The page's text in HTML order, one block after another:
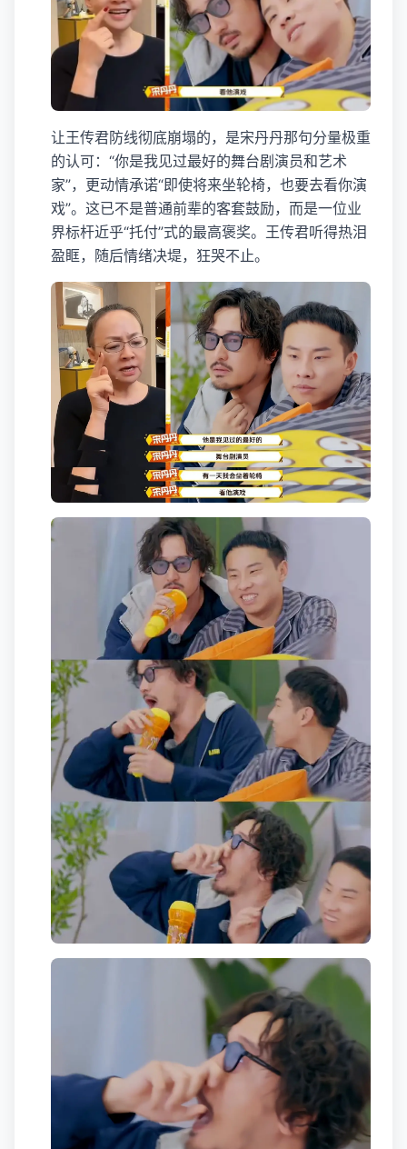
让王传君防线彻底崩塌的，是宋丹丹那句分量极重
的认可：“你是我见过最好的舞台剧演员和艺术
家”，更动情承诺“即使将来坐轮椅，也要去看你演
戏”。这已不是普通前辈的客套鼓励，而是一位业
界标杆近乎“托付”式的最高褒奖。王传君听得热泪
盈眶，随后情绪决堤，狂哭不止。